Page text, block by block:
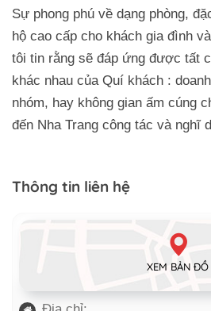
Sự phong phú về dạng phòng,
hộ cao cấp cho khách gia đình
tôi tin rằng sẽ đáp ứng được tất
khác nhau của Quí khách :
nhóm, hay không gian ấm cúng
đến Nha Trang công tác và nghĩ
Thông tin liên hệ
XEM BẢN ĐỒ